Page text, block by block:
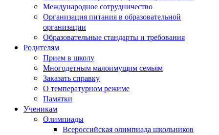
Международное сотрудничество
Организация питания в образовательной
организации
Образовательные стандарты и требования
Родителям
Прием в школу
Многодетным малоимущим семьям
Заказать справку
О температурном режиме
Памятки
Ученикам
Олимпиады
Всероссийская олимпиада школьников